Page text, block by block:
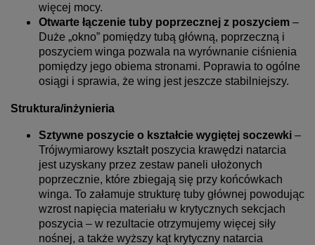
więcej mocy.
Otwarte łączenie tuby poprzecznej z poszyciem –
Duże „okno” pomiędzy tubą główną, poprzeczną i
poszyciem winga pozwala na wyrównanie ciśnienia
pomiędzy jego obiema stronami. Poprawia to ogólne
osiągi i sprawia, że wing jest jeszcze stabilniejszy.
Struktura/inżynieria
Sztywne poszycie o kształcie wygiętej soczewki –
Trójwymiarowy kształt poszycia krawędzi natarcia
jest uzyskany przez zestaw paneli ułożonych
poprzecznie, które zbiegają się przy końcówkach
winga. To załamuje strukturę tuby głównej powodując
wzrost napięcia materiału w krytycznych sekcjach
poszycia – w rezultacie otrzymujemy więcej siły
nośnej, a także wyższy kąt krytyczny natarcia